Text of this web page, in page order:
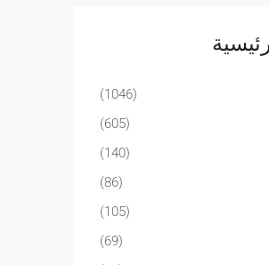
(1046)
(605)
(140)
(86)
(105)
(69)